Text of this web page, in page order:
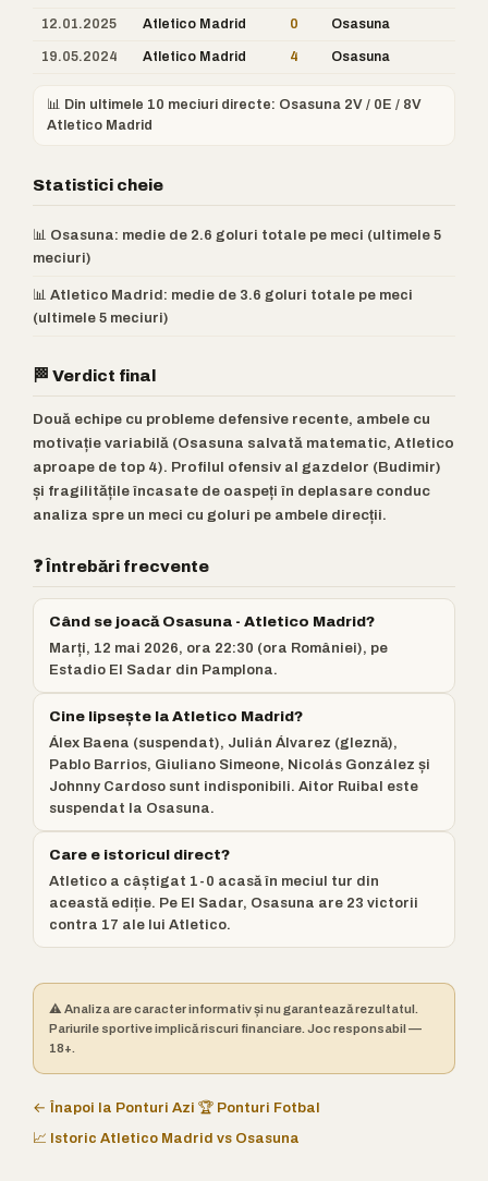
12.01.2025 Atletico Madrid 0 Osasuna
19.05.2024 Atletico Madrid 4 Osasuna
📊 Din ultimele 10 meciuri directe: Osasuna 2V / 0E / 8V
Atletico Madrid
Statistici cheie
📊 Osasuna: medie de 2.6 goluri totale pe meci (ultimele 5
meciuri)
📊 Atletico Madrid: medie de 3.6 goluri totale pe meci
(ultimele 5 meciuri)
🏁 Verdict final
Două echipe cu probleme defensive recente, ambele cu
motivație variabilă (Osasuna salvată matematic, Atletico
aproape de top 4). Profilul ofensiv al gazdelor (Budimir)
și fragilitățile încasate de oaspeți în deplasare conduc
analiza spre un meci cu goluri pe ambele direcții.
❓ Întrebări frecvente
Când se joacă Osasuna - Atletico Madrid?
Marți, 12 mai 2026, ora 22:30 (ora României), pe
Estadio El Sadar din Pamplona.
Cine lipsește la Atletico Madrid?
Álex Baena (suspendat), Julián Álvarez (gleznă),
Pablo Barrios, Giuliano Simeone, Nicolás González și
Johnny Cardoso sunt indisponibili. Aitor Ruibal este
suspendat la Osasuna.
Care e istoricul direct?
Atletico a câștigat 1-0 acasă în meciul tur din
această ediție. Pe El Sadar, Osasuna are 23 victorii
contra 17 ale lui Atletico.
⚠️ Analiza are caracter informativ și nu garantează rezultatul.
Pariurile sportive implică riscuri financiare. Joc responsabil —
18+.
← Înapoi la Ponturi Azi 🏆 Ponturi Fotbal
📈 Istoric Atletico Madrid vs Osasuna